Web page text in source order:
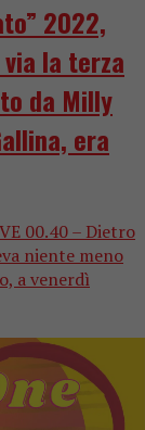
2022,
la terza
da Milly
era
00.40 – Dietro
niente meno
a venerdì